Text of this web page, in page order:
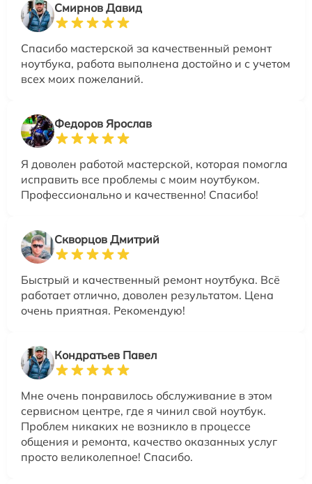
Смирнов Давид
Спасибо мастерской за качественный ремонт
ноутбука, работа выполнена достойно и с учетом
всех моих пожеланий.
Федоров Ярослав
Я доволен работой мастерской, которая помогла
исправить все проблемы с моим ноутбуком.
Профессионально и качественно! Спасибо!
Скворцов Дмитрий
Быстрый и качественный ремонт ноутбука. Всё
работает отлично, доволен результатом. Цена
очень приятная. Рекомендую!
Кондратьев Павел
Мне очень понравилось обслуживание в этом
сервисном центре, где я чинил свой ноутбук.
Проблем никаких не возникло в процессе
общения и ремонта, качество оказанных услуг
просто великолепное! Спасибо.